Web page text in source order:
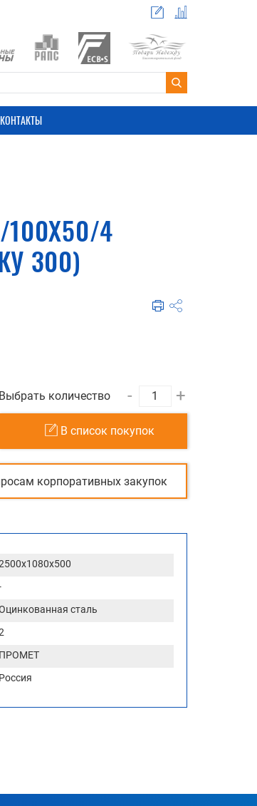
КОНТАКТЫ
4
300)
Выбрать количество - +
В список покупок
корпоративных закупок
сталь
ПРОМЕТ
Россия